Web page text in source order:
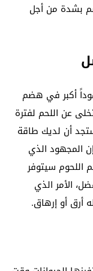
بشدة من أجل
أكبر في هضم
عن اللحم لفترة
أن لديك طاقة
المجهود الذي
سيتوفر
الأمر الذي
أرق أو إرهاق.